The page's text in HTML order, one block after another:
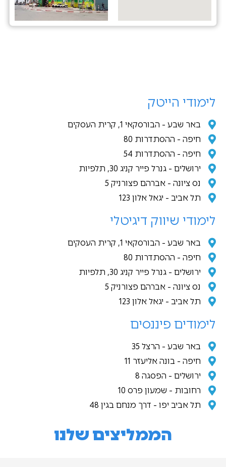
לימודי הייטק
באר שבע - הבורסקאי 1, קרית העסקים
חיפה - ההסתדרות 80
חיפה - ההסתדרות 54
ירושלים - גנרל פייר קניג 30, תלפיות
נס ציונה - אברהם פצורניק 5
תל אביב - יגאל אלון 123
לימודי שיווק דיגיטלי
באר שבע - הבורסקאי 1, קרית העסקים
חיפה - ההסתדרות 80
ירושלים - גנרל פייר קניג 30, תלפיות
נס ציונה - אברהם פצורניק 5
תל אביב - יגאל אלון 123
לימודים פיננסים
באר שבע - הרצל 35
חיפה - בונה אליעזר 11
ירושלים - הפסגה 8
רחובות - שמעון פרס 10
תל אביב יפו - דרך מנחם בגין 48
הממליצים שלנו